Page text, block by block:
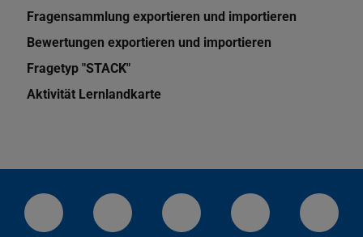
Fragensammlung exportieren und importieren
Bewertungen exportieren und importieren
Fragetyp "STACK"
Aktivität Lernlandkarte
LinkedIn-Seite der TU Darmstadt
Instagram-Kanal der TU
Bluesky-Kanal der TU
Facebook-